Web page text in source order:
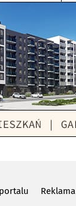
Reklama